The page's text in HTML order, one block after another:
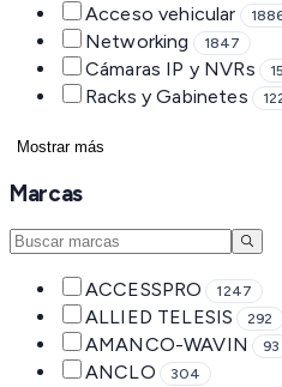
Acceso vehicular
Networking 1847
Cámaras IP y NVRs
Racks y Gabinetes
Mostrar más
Marcas
ACCESSPRO 1247
ALLIED TELESIS 292
AMANCO-WAVIN 93
ANCLO 304